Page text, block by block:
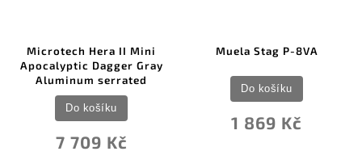
Microtech Hera II Mini
Apocalyptic Dagger Gray
Aluminum serrated
7 709 Kč
Do košíku
Muela Stag P-8VA
1 869 Kč
Do košíku